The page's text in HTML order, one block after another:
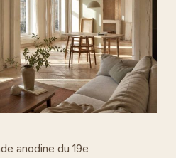
anodine du 19e